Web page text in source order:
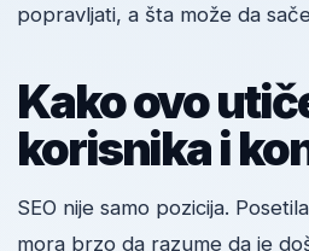
popravljati, a šta može da
Kako ovo
korisnika i
SEO nije samo pozicija.
mora brzo da razume da je